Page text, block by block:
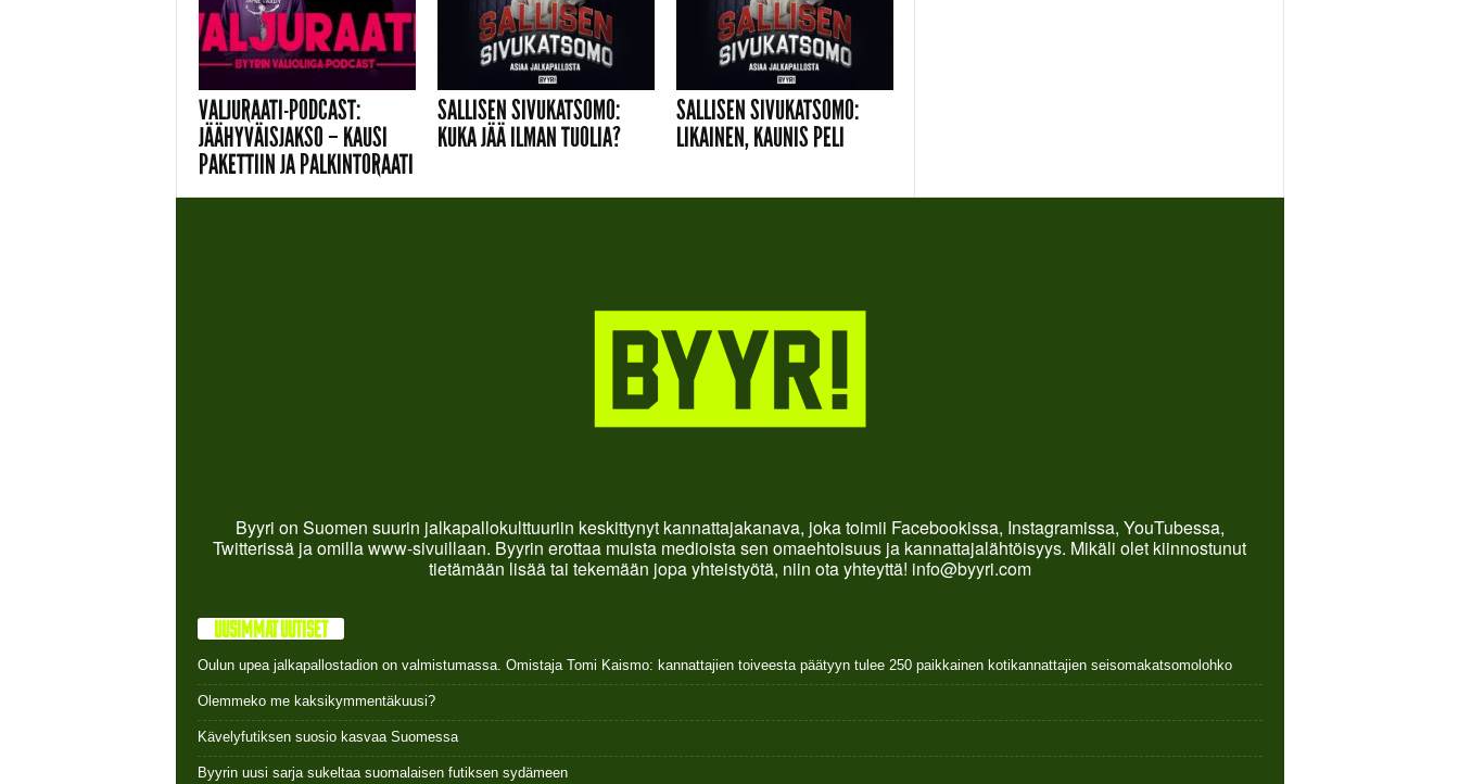
VALJURAATI-PODCAST:
JÄÄHYVÄISJAKSO – KAUSI
PAKETTIIN JA PALKINTORAATI
SALLISEN SIVUKATSOMO:
KUKA JÄÄ ILMAN TUOLIA?
SALLISEN SIVUKATSOMO:
LIKAINEN, KAUNIS PELI
Byyri on Suomen suurin jalkapallokulttuuriin keskittynyt kannattajakanava, joka toimii Facebookissa, Instagramissa, YouTubessa,
Twitterissä ja omilla www-sivuillaan. Byyrin erottaa muista medioista sen omaehtoisuus ja kannattajalähtöisyys. Mikäli olet kiinnostunut
tietämään lisää tai tekemään jopa yhteistyötä, niin ota yhteyttä! info@byyri.com
UUSIMMAT UUTISET
Oulun upea jalkapallostadion on valmistumassa. Omistaja Tomi Kaismo: kannattajien toiveesta päätyyn tulee 250 paikkainen kotikannattajien seisomakatsomolohko
Olemmeko me kaksikymmentäkuusi?
Kävelyfutiksen suosio kasvaa Suomessa
Byyrin uusi sarja sukeltaa suomalaisen futiksen sydämeen